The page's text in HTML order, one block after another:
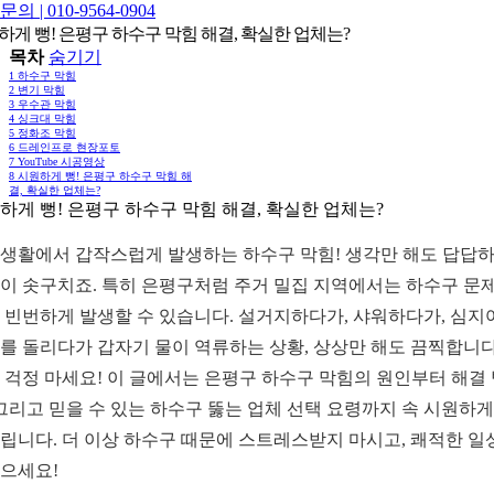
의 | 010-9564-0904
게 뻥! 은평구 하수구 막힘 해결, 확실한 업체는?
목차 숨기기
1 하수구 막힘
2 변기 막힘
3 우수관 막힘
4 싱크대 막힘
5 정화조 막힘
6 드레인프로 현장포토
7 YouTube 시공영상
8 시원하게 뻥! 은평구 하수구 막힘 해
결, 확실한 업체는?
게 뻥! 은평구 하수구 막힘 해결, 확실한 업체는?
활에서 갑작스럽게 발생하는 하수구 막힘! 생각만 해도 답답
솟구치죠. 특히 은평구처럼 주거 밀집 지역에서는 하수구 문
빈번하게 발생할 수 있습니다. 설거지하다가, 샤워하다가, 심지
돌리다가 갑자기 물이 역류하는 상황, 상상만 해도 끔찍합니
걱정 마세요! 이 글에서는 은평구 하수구 막힘의 원인부터 해결
리고 믿을 수 있는 하수구 뚫는 업체 선택 요령까지 속 시원하
니다. 더 이상 하수구 때문에 스트레스받지 마시고, 쾌적한 일
세요!